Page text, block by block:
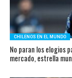
CHILENOS EN EL MUNDO
No paran los elogios
mercado, estrella